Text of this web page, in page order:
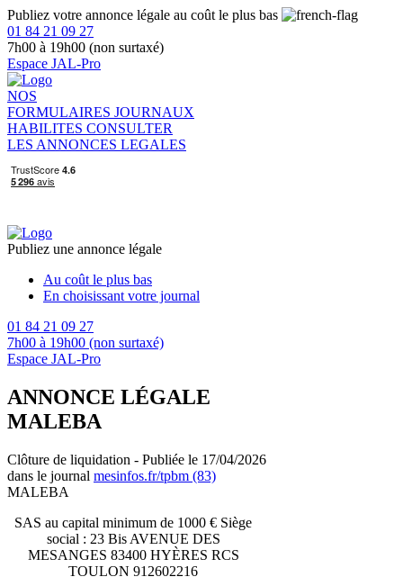
Publiez votre annonce légale au coût le plus bas
01 84 21 09 27
7h00 à 19h00 (non surtaxé)
Espace JAL-Pro
NOS
FORMULAIRES JOURNAUX
HABILITES CONSULTER
LES ANNONCES LEGALES
Publiez une annonce légale
Au coût le plus bas
En choisissant votre journal
01 84 21 09 27
7h00 à 19h00 (non surtaxé)
Espace JAL-Pro
ANNONCE LÉGALE
MALEBA
Clôture de liquidation - Publiée le 17/04/2026
dans le journal mesinfos.fr/tpbm (83)
MALEBA
SAS au capital minimum de 1000 € Siège
social : 23 Bis AVENUE DES
MESANGES 83400 HYÈRES RCS
TOULON 912602216